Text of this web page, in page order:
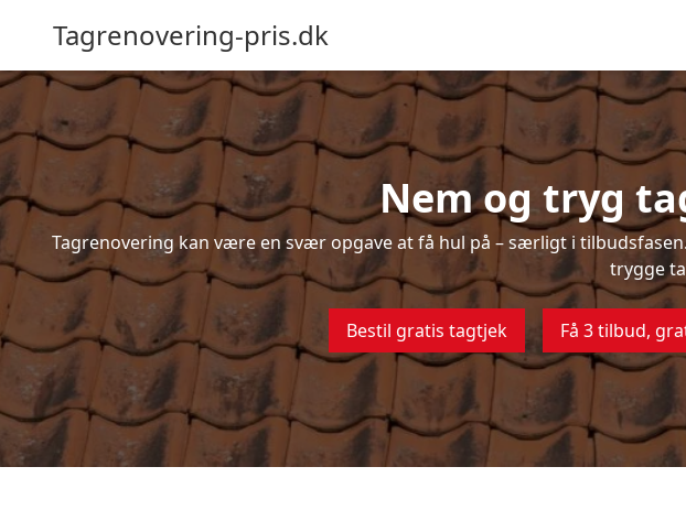
Tagrenovering-pris.dk
Nem og tryg
Tagrenovering kan være en svær opgave at få hul på – særligt i
trygge
Bestil gratis tagtjek Få 3 tilbud,